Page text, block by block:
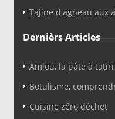
Tajine d'agneau aux
Dernièrs Articles
Amlou, la pâte à
Botulisme,
Cuisine zéro déchet